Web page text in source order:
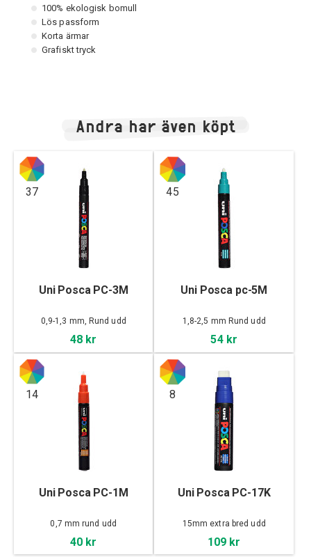
100% ekologisk bomull
Lös passform
Korta ärmar
Grafiskt tryck
Andra har även köpt
37
Uni Posca PC-3M
0,9-1,3 mm, Rund udd
48 kr
45
Uni Posca pc-5M
1,8-2,5 mm Rund udd
54 kr
14
Uni Posca PC-1M
0,7 mm rund udd
40 kr
8
Uni Posca PC-17K
15mm extra bred udd
109 kr